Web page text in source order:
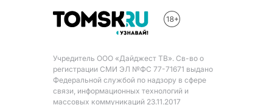
Учредитель ООО «Дайджест ТВ». Св-во о
регистрации СМИ ЭЛ №ФС 77-71671 выдано
Федеральной службой по надзору в сфере
связи, информационных технологий и
массовых коммуникаций 23.11.2017